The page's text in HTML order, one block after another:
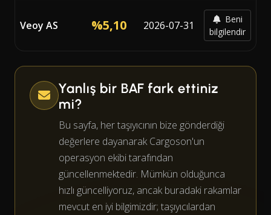
Veoy AS %5,10 2026-07-31
Beni
bilgilendir
Yanlış bir BAF fark ettiniz
mi?
Bu sayfa, her taşıyıcının bize gönderdiği
değerlere dayanarak Cargoson'un
operasyon ekibi tarafından
güncellenmektedir. Mümkün olduğunca
hızlı güncelliyoruz, ancak buradaki rakamlar
mevcut en iyi bilgimizdir; taşıyıcılardan